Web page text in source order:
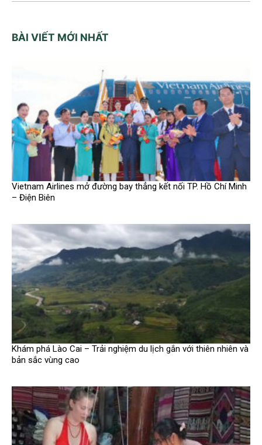
BÀI VIẾT MỚI NHẤT
Vietnam Airlines mở đường bay thẳng kết nối TP. Hồ Chí Minh
– Điện Biên
Khám phá Lào Cai – Trải nghiệm du lịch gắn với thiên nhiên và
bản sắc vùng cao